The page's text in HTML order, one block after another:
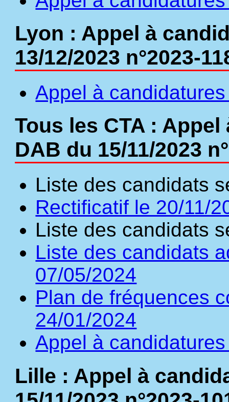
Lyon : Appel à
13/12/2023 n°2023-
Appel à
Tous les CTA :
DAB du 15/11/2023
Liste des candidats
Rectificatif le 20/11/
Liste des candidats
Liste des candidats
07/05/2024
Plan de fréquences
24/01/2024
Appel à
Lille : Appel à